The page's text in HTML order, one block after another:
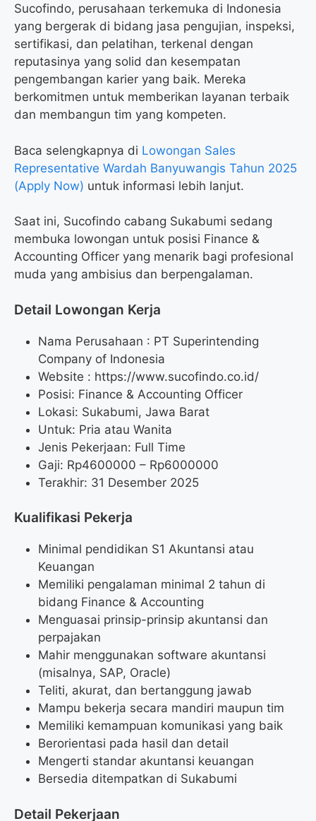
Sucofindo, perusahaan terkemuka di Indonesia
yang bergerak di bidang jasa pengujian, inspeksi,
sertifikasi, dan pelatihan, terkenal dengan
reputasinya yang solid dan kesempatan
pengembangan karier yang baik. Mereka
berkomitmen untuk memberikan layanan terbaik
dan membangun tim yang kompeten.
Baca selengkapnya di Lowongan Sales
Representative Wardah Banyuwangis Tahun 2025
(Apply Now) untuk informasi lebih lanjut.
Saat ini, Sucofindo cabang Sukabumi sedang
membuka lowongan untuk posisi Finance &
Accounting Officer yang menarik bagi profesional
muda yang ambisius dan berpengalaman.
Detail Lowongan Kerja
Nama Perusahaan : PT Superintending
Company of Indonesia
Website : https://www.sucofindo.co.id/
Posisi: Finance & Accounting Officer
Lokasi: Sukabumi, Jawa Barat
Untuk: Pria atau Wanita
Jenis Pekerjaan: Full Time
Gaji: Rp4600000 – Rp6000000
Terakhir: 31 Desember 2025
Kualifikasi Pekerja
Minimal pendidikan S1 Akuntansi atau
Keuangan
Memiliki pengalaman minimal 2 tahun di
bidang Finance & Accounting
Menguasai prinsip-prinsip akuntansi dan
perpajakan
Mahir menggunakan software akuntansi
(misalnya, SAP, Oracle)
Teliti, akurat, dan bertanggung jawab
Mampu bekerja secara mandiri maupun tim
Memiliki kemampuan komunikasi yang baik
Berorientasi pada hasil dan detail
Mengerti standar akuntansi keuangan
Bersedia ditempatkan di Sukabumi
Detail Pekerjaan